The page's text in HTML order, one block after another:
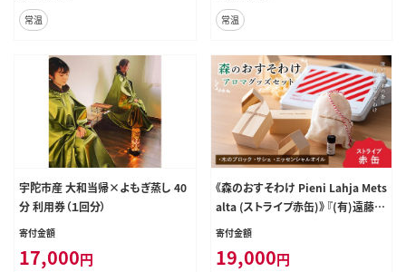
常温
常温
宇陀市産 大和当帰×よもぎ蒸し 40
分 利用券（１回分）
寄付金額
17,000円
《森のおすそわけ Pieni Lahja Mets
alta (ストライプ赤缶)》 『(有)遠藤製
函』 アロマ 木の香り 消臭 山形県 南
寄付金額
19,000円